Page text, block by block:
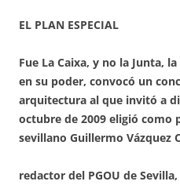
EL PLAN ESPECIAL
Fue La Caixa, y no la Junta,
en su poder, convocó un
arquitectura al que invitó a
octubre de 2009 eligió como
sevillano Guillermo Vázquez
redactor del PGOU de